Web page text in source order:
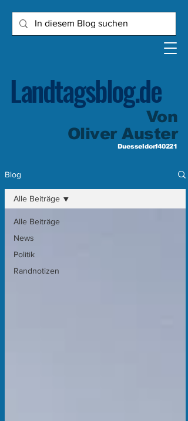
Landtagsblog.de
Von
Oliver Auster
Duesseldorf40221
Blog
Alle Beiträge
News
Politik
Randnotizen
Alle Beiträge